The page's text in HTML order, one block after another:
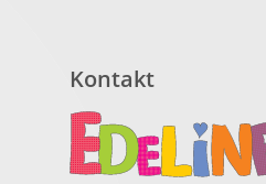
Kontakt